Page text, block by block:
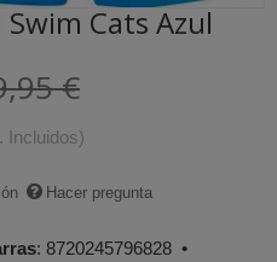
Cats Azul
€
Incluidos)
Hacer pregunta
: 8720245796828 •